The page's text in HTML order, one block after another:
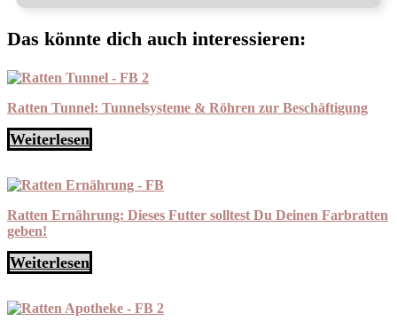
Das könnte dich auch interessieren:
Ratten Tunnel: Tunnelsysteme & Röhren zur Beschäftigung
Weiterlesen
Ratten Ernährung: Dieses Futter solltest Du Deinen Farbratten
geben!
Weiterlesen